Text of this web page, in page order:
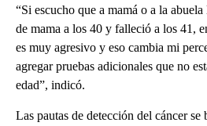
“Si escucho que a mamá o a la
de mama a los 40 y falleció a los 41,
es muy agresivo y eso cambia mi
agregar pruebas adicionales que no
edad”, indicó.
Las pautas de detección del cáncer se